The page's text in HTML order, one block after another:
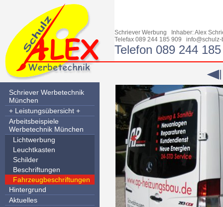
Schriever Werbung Inhaber: Alex
Telefax 089 244 185 909
Telefon 089 244
Schriever Werbetechnik
München
+ Leistungsübersicht +
Arbeitsbeispiele
Werbetechnik München
Lichtwerbung
Leuchtkasten
Schilder
Beschriftungen
Fahrzeugbeschriftungen
Hintergrund
Aktuelles